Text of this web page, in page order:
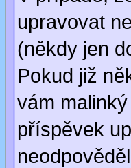
upravovat
(někdy jen
Pokud již
vám
příspěvek